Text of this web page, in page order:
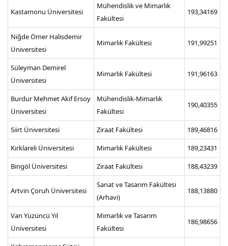
Kastamonu Üniversitesi
Mühendislik ve Mimarlık
Fakültesi
193,34169
Niğde Ömer Halisdemir
Üniversitesi
Mimarlık Fakültesi 191,99251
Süleyman Demirel
Üniversitesi
Mimarlık Fakültesi 191,96163
Burdur Mehmet Akif Ersoy
Üniversitesi
Mühendislik-Mimarlık
Fakültesi
190,40355
Siirt Üniversitesi Ziraat Fakültesi
189,46816
Kırklareli Üniversitesi
Mimarlık Fakültesi
189,23431
Bingöl Üniversitesi
Ziraat Fakültesi 188,43239
Artvin Çoruh Üniversitesi
Sanat ve Tasarım Fakültesi
(Arhavi)
188,13880
Van Yüzüncü Yıl
Üniversitesi
Mimarlık ve Tasarım
Fakültesi
186,98656